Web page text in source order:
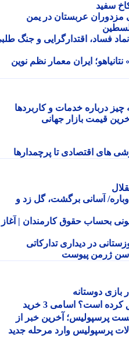
عربستان در یمن
اقتدارگرایی و جنگ طلبی
ایران معمار نظم نوین
خدمات و کاربردها
قیمت بازار جهانی
اقتصادی تا پرچمدارها
آسانی برگشت، گل زد و
با واریزی 4 میلیونی بحساب حقوق کارمندان | آغاز
در دیداری تدارکاتی
ژرمن پیوست
دوستانه
پرسپولیس با کدام بازیکنان توافق کرده است؟ اسامی 3 خرید
پرسپولیس؛ آخرین خبر از
پرسپولیس وارد مرحله جدید